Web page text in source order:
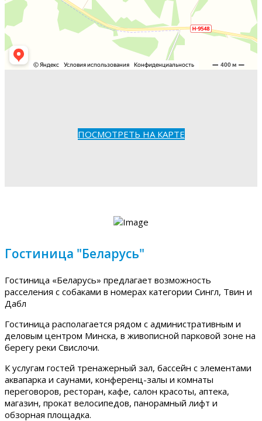
ПОСМОТРЕТЬ НА КАРТЕ
Гостиница "Беларусь"
Гостиница «Беларусь» предлагает возможность
расселения с собаками в номерах категории Сингл, Твин и
Дабл
Гостиница располагается рядом с административным и
деловым центром Минска, в живописной парковой зоне на
берегу реки Свислочи.
К услугам гостей тренажерный зал, бассейн с элементами
аквапарка и саунами, конференц-залы и комнаты
переговоров, ресторан, кафе, салон красоты, аптека,
магазин, прокат велосипедов, панорамный лифт и
обзорная площадка.